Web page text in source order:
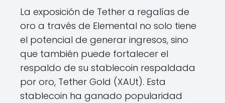
La exposición de Tether a regalías de
oro a través de Elemental no solo tiene
el potencial de generar ingresos, sino
que también puede fortalecer el
respaldo de su stablecoin respaldada
por oro, Tether Gold (XAUt). Esta
stablecoin ha ganado popularidad